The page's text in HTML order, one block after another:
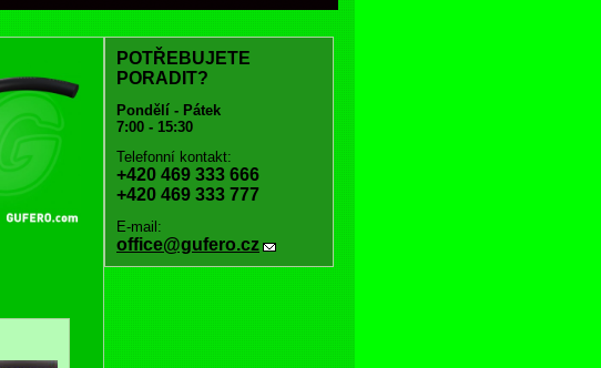
POTŘEBUJETE
PORADIT?
Pondělí - Pátek
7:00 - 15:30
Telefonní kontakt:
+420 469 333 666
+420 469 333 777
E-mail:
office@gufero.cz